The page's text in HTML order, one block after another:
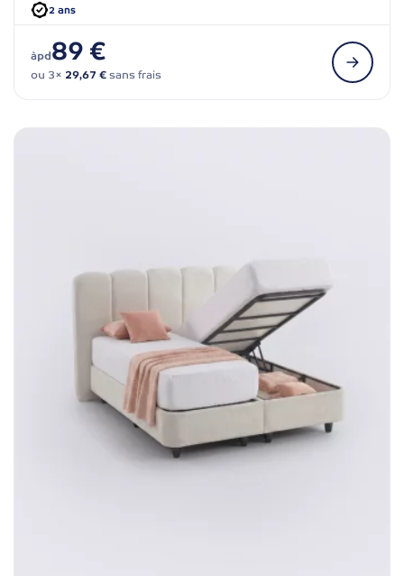
2 ans
àpd89 €
ou 3× 29,67 €sans frais